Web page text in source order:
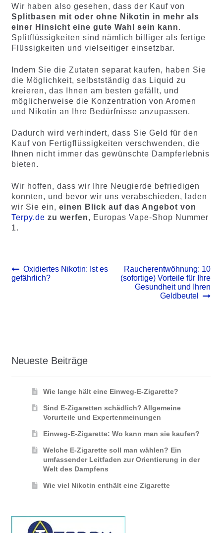
Wir haben also gesehen, dass der Kauf von
Splitbasen mit oder ohne Nikotin in mehr als
einer Hinsicht eine gute Wahl sein kann.
Splitflüssigkeiten sind nämlich billiger als fertige
Flüssigkeiten und vielseitiger einsetzbar.
Indem Sie die Zutaten separat kaufen, haben Sie
die Möglichkeit, selbstständig das Liquid zu
kreieren, das Ihnen am besten gefällt, und
möglicherweise die Konzentration von Aromen
und Nikotin an Ihre Bedürfnisse anzupassen.
Dadurch wird verhindert, dass Sie Geld für den
Kauf von Fertigflüssigkeiten verschwenden, die
Ihnen nicht immer das gewünschte Dampferlebnis
bieten.
Wir hoffen, dass wir Ihre Neugierde befriedigen
konnten, und bevor wir uns verabschieden, laden
wir Sie ein, einen Blick auf das Angebot von
Terpy.de zu werfen, Europas Vape-Shop Nummer
1.
Beitrags-
Navigation
Vorheriger
Beitrag:
Oxidiertes Nikotin: Ist es
gefährlich?
Nächster
Beitrag:
Raucherentwöhnung: 10
(sofortige) Vorteile für Ihre
Gesundheit und Ihren
Geldbeutel
Neueste Beiträge
Wie lange hält eine Einweg-E-Zigarette?
Sind E-Zigaretten schädlich? Allgemeine
Vorurteile und Expertenmeinungen
Einweg-E-Zigarette: Wo kann man sie kaufen?
Welche E-Zigarette soll man wählen? Ein
umfassender Leitfaden zur Orientierung in der
Welt des Dampfens
Wie viel Nikotin enthält eine Zigarette